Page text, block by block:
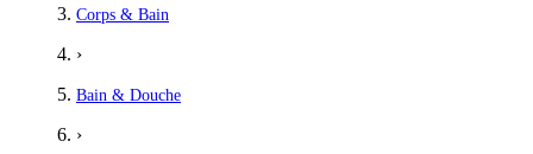
Corps & Bain
›
Bain & Douche
›